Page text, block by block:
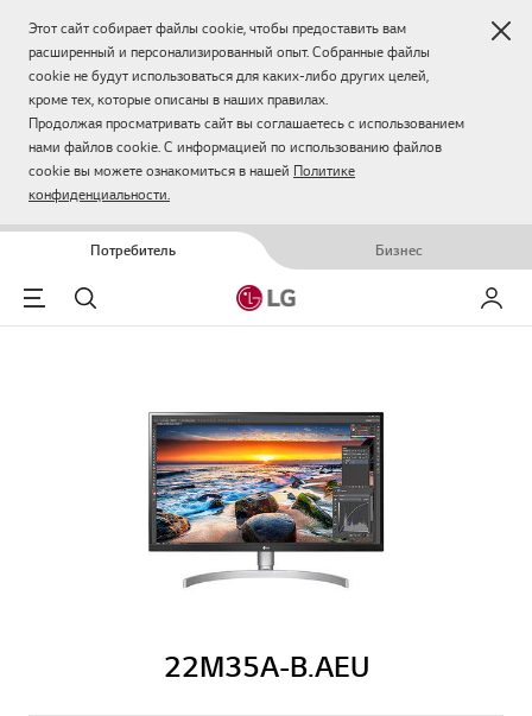
Этот сайт собирает файлы cookie, чтобы предоставить вам
расширенный и персонализированный опыт. Собранные файлы
cookie не будут использоваться для каких-либо других целей,
кроме тех, которые описаны в наших правилах.
Продолжая просматривать сайт вы соглашаетесь с использованием
нами файлов cookie. С информацией по использованию файлов
cookie вы можете ознакомиться в нашей Политике
конфиденциальности.
Потребитель Бизнес
Menu
Поиск Мой LG
22M35A-B.AEU